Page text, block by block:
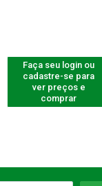
Faça seu login ou
cadastre-se para
ver preços e
comprar